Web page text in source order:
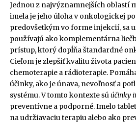
Jednou z najvýznamnejších oblastí
imela je jeho úloha v onkologickej
predovšetkým vo forme injekcií, sa
používajú ako komplementárna
prístup, ktorý dopĺňa štandardné
Cieľom je zlepšiť kvalitu života
chemoterapie a rádioterapie.
účinky, ako je únava, nevoľnosť a
systému. V tomto kontexte súúčinky
preventívne a podporné. Imelo
na udržiavaciu terapiu alebo ako